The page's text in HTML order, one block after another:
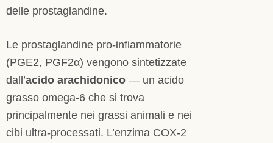
delle prostaglandine.
Le prostaglandine pro-infiammatorie
(PGE2, PGF2α) vengono sintetizzate
dall’acido arachidonico — un acido
grasso omega-6 che si trova
principalmente nei grassi animali e nei
cibi ultra-processati. L’enzima COX-2